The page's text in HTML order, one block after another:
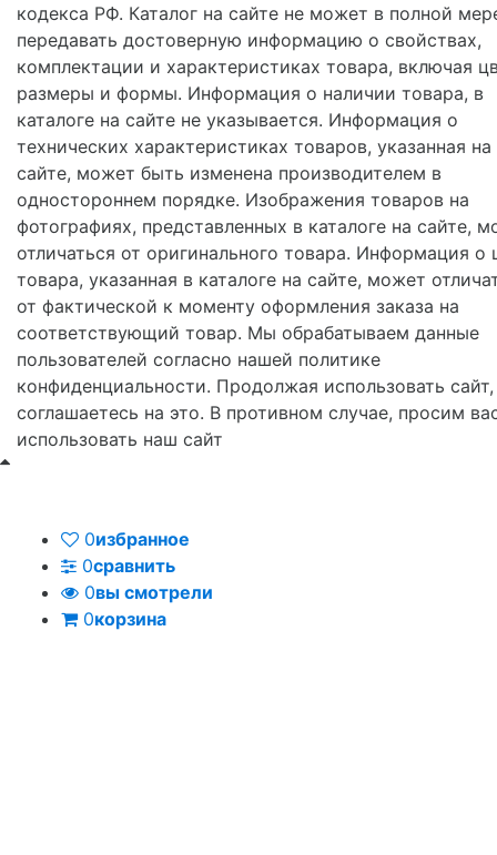
кодекса РФ. Каталог на сайте не может в полной
передавать достоверную информацию о свойствах,
комплектации и характеристиках товара, включая
размеры и формы. Информация о наличии товара, в
каталоге на сайте не указывается. Информация о
технических характеристиках товаров, указанная на
сайте, может быть изменена производителем в
одностороннем порядке. Изображения товаров на
фотографиях, представленных в каталоге на сайте,
отличаться от оригинального товара. Информация о
товара, указанная в каталоге на сайте, может
от фактической к моменту оформления заказа на
соответствующий товар. Мы обрабатываем данные
пользователей согласно нашей политике
конфиденциальности. Продолжая использовать
соглашаетесь на это. В противном случае, просим
использовать наш сайт
0избранное
0сравнить
0вы смотрели
0корзина